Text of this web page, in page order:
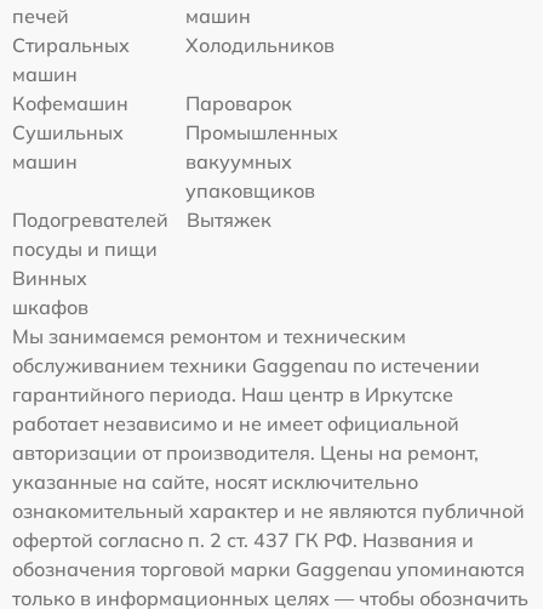
печей
машин
Стиральных
машин
Холодильников
Кофемашин
Пароварок
Сушильных
машин
Промышленных
вакуумных
упаковщиков
Подогревателей
посуды и пищи
Вытяжек
Винных
шкафов
Мы занимаемся ремонтом и техническим
обслуживанием техники Gaggenau по истечении
гарантийного периода. Наш центр в Иркутске
работает независимо и не имеет официальной
авторизации от производителя. Цены на ремонт,
указанные на сайте, носят исключительно
ознакомительный характер и не являются публичной
офертой согласно п. 2 ст. 437 ГК РФ. Названия и
обозначения торговой марки Gaggenau упоминаются
только в информационных целях — чтобы обозначить